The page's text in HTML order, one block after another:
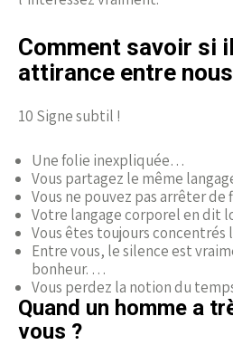
Comment savoir si
attirance entre
10 Signe subtil !
Une folie inexpliquée…
Vous partagez le même
Vous ne pouvez pas arrêter
Votre langage corporel en dit
Vous êtes toujours concentrés
Entre vous, le silence est
bonheur. …
Vous perdez la notion du
Quand un homme a
vous ?